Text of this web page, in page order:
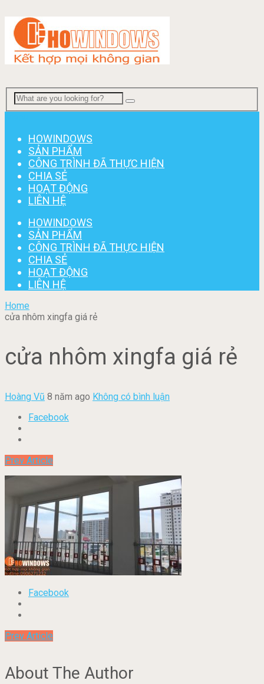
HOWINDOWS
SẢN PHẨM
CÔNG TRÌNH ĐÃ THỰC HIỆN
CHIA SẺ
HOẠT ĐỘNG
LIÊN HỆ
HOWINDOWS
SẢN PHẨM
CÔNG TRÌNH ĐÃ THỰC HIỆN
CHIA SẺ
HOẠT ĐỘNG
LIÊN HỆ
Home
cửa nhôm xingfa giá rẻ
cửa nhôm xingfa giá rẻ
Hoàng Vũ 8 năm ago Không có bình luận
Facebook
Prev Article
Facebook
Prev Article
About The Author